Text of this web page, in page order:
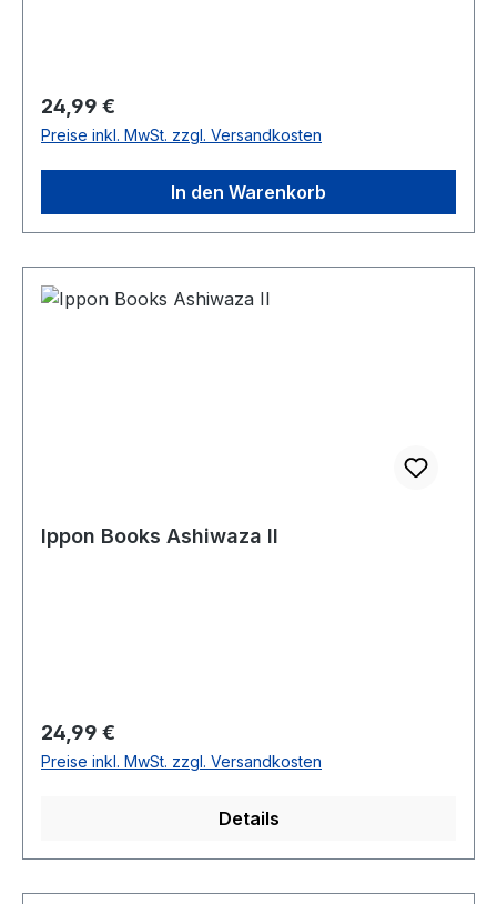
Regulärer Preis:
24,99 €
Preise inkl. MwSt. zzgl. Versandkosten
In den Warenkorb
Ippon Books Ashiwaza II
Regulärer Preis:
24,99 €
Preise inkl. MwSt. zzgl. Versandkosten
Details